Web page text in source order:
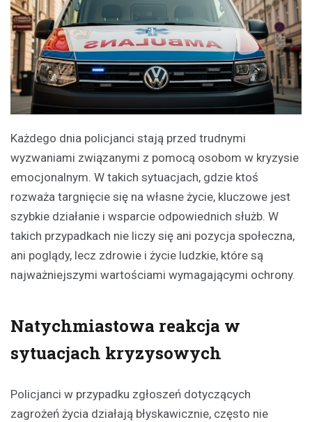
Każdego dnia policjanci stają przed trudnymi
wyzwaniami związanymi z pomocą osobom w kryzysie
emocjonalnym. W takich sytuacjach, gdzie ktoś
rozważa targnięcie się na własne życie, kluczowe jest
szybkie działanie i wsparcie odpowiednich służb. W
takich przypadkach nie liczy się ani pozycja społeczna,
ani poglądy, lecz zdrowie i życie ludzkie, które są
najważniejszymi wartościami wymagającymi ochrony.
Natychmiastowa reakcja w
sytuacjach kryzysowych
Policjanci w przypadku zgłoszeń dotyczących
zagrożeń życia działają błyskawicznie, często nie